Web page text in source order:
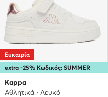
extra -25% Κωδικός: SUMMER
Ευκαιρία
Kappa
Αθλητικά · Λευκό